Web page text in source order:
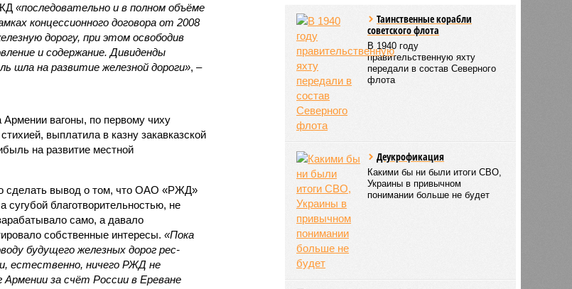
«последовательно и в полном объёме
концессионного договора от 2008
дорогу, при этом освободив
и содержание. Дивиденды
шла на развитие железной дороги», –
вагоны, по первому чиху
выплатила в казну закавказской
на развитие местной
сделать вывод о том, что ОАО «РЖД»
благотворительностью, не
само, а давало
собственные интересы. «Пока
будущего железных дорог рес­
естественно, ничего РЖД не
за счёт России в Ереване
Таинственные корабли
советского флота
В 1940 году
правительственную яхту
передали в состав Северного
флота
Деукрофикация
Какими бы ни были итоги СВО,
Украины в привычном
понимании больше не будет